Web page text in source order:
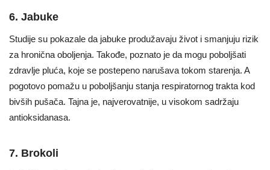
6. Jabuke
Studije su pokazale da jabuke produžavaju život i smanjuju rizik
za hronična oboljenja. Takođe, poznato je da mogu poboljšati
zdravlje pluća, koje se postepeno narušava tokom starenja. A
pogotovo pomažu u poboljšanju stanja respiratornog trakta kod
bivših pušača. Tajna je, najverovatnije, u visokom sadržaju
antioksidanasa.
7. Brokoli